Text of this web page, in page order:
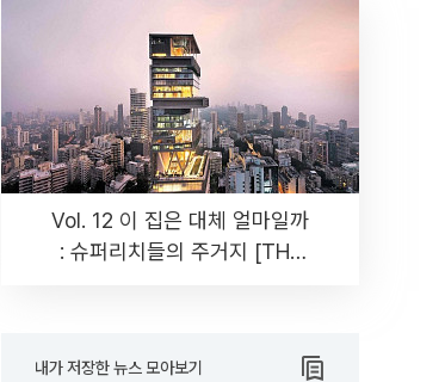
Vol. 12 이 집은 대체 얼마일까
: 슈퍼리치들의 주거지 [THE
내가 저장한 뉴스 모아보기